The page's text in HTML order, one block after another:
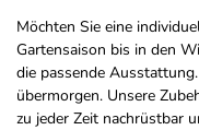
Möchten Sie eine
Gartensaison bis in den
die passende
übermorgen. Unsere
zu jeder Zeit nachrüstbar